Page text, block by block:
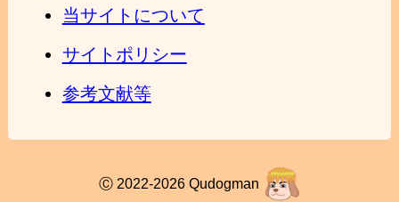
当サイトについて
サイトポリシー
参考文献等
Ⓒ 2022-2026 Qudogman